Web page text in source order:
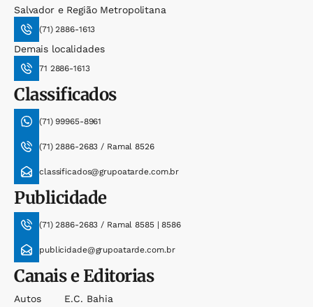
Salvador e Região Metropolitana
(71) 2886-1613
Demais localidades
71 2886-1613
Classificados
(71) 99965-8961
(71) 2886-2683 / Ramal 8526
classificados@grupoatarde.com.br
Publicidade
(71) 2886-2683 / Ramal 8585 | 8586
publicidade@grupoatarde.com.br
Canais e Editorias
Autos
E.c. Bahia